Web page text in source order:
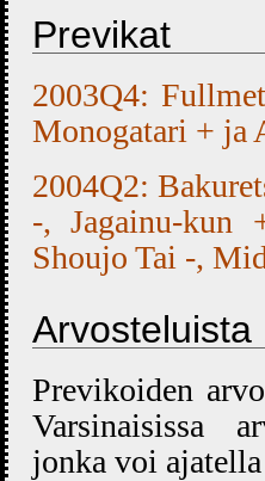
Previkat
2003Q4:
Monogatari + ja
2004Q2:
-, Jagainu-
Shoujo Tai -,
Arvosteluista
Previkoiden
Varsinaisissa
jonka voi